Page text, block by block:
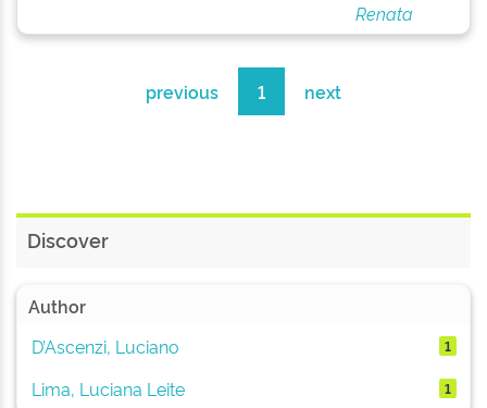
Renata
previous 1 next
Discover
Author
D’Ascenzi, Luciano
1
Lima, Luciana Leite 1